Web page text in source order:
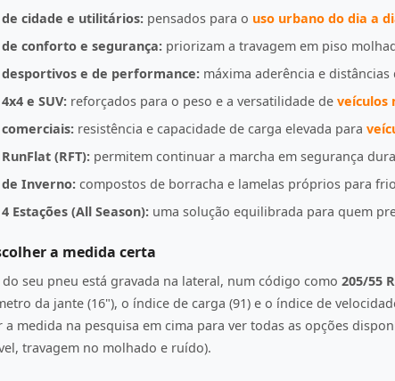
de cidade e utilitários: pensados para o uso urbano do dia a
de conforto e segurança: priorizam a travagem em piso
desportivos e de performance: máxima aderência e
e SUV: reforçados para o peso e a versatilidade de veículos
comerciais: resistência e capacidade de carga elevada para
(RFT): permitem continuar a marcha em segurança
de Inverno: compostos de borracha e lamelas próprios para
Estações (All Season): uma solução equilibrada para quem
a medida certa
seu pneu está gravada na lateral, num código como 205/55
da jante (16"), o índice de carga (91) e o índice de
medida na pesquisa em cima para ver todas as opções
travagem no molhado e ruído).